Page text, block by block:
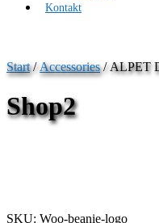
Kontakt
Start/Accessories/ ALPET
Shop2
SKU: Woo-beanie-logo